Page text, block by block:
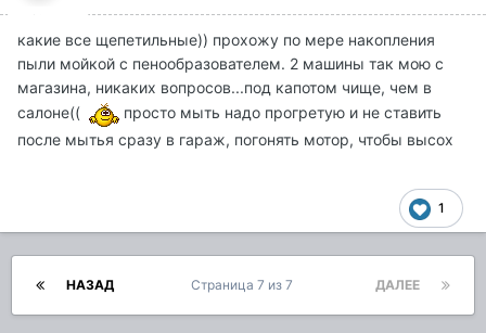
какие все щепетильные)) прохожу по мере накопления
пыли мойкой с пенообразователем. 2 машины так мою с
магазина, никаких вопросов...под капотом чище, чем в
салоне((
просто мыть надо прогретую и не ставить
после мытья сразу в гараж, погонять мотор, чтобы высох
1
НАЗАД ДАЛЕЕ
Страница 7 из 7